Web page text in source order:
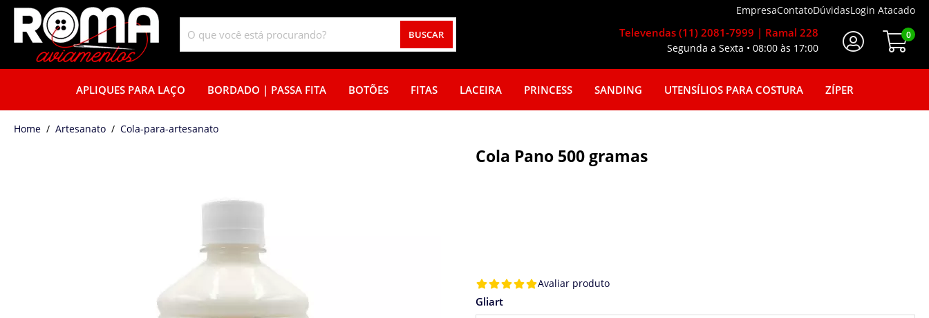
EmpresaContatoDúvidasLogin Atacado
BUSCAR 0
Televendas (11) 2081-7999 | Ramal 228
Segunda a Sexta • 08:00 às 17:00
APLIQUES PARA LAÇO BORDADO | PASSA FITA BOTÕES FITAS LACEIRA PRINCESS SANDING UTENSÍLIOS PARA COSTURA ZÍPER
home Artesanato cola-para-artesanato
Cola Pano 500 gramas
Avaliar produto
Gliart